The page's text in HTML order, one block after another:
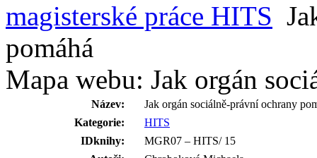
magisterské práce HITS
pomáhá
Mapa webu: Jak orgán
Název:
Jak orgán sociálně-právní ochrany
Kategorie:
HITS
IDknihy:
MGR07 – HITS/ 15